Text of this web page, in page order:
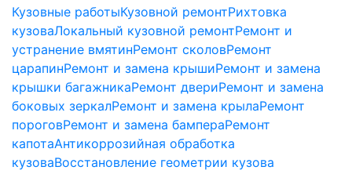
Кузовные работыКузовной ремонтРихтовка
кузоваЛокальный кузовной ремонтРемонт и
устранение вмятинРемонт сколовРемонт
царапинРемонт и замена крышиРемонт и замена
крышки багажникаРемонт двериРемонт и замена
боковых зеркалРемонт и замена крылаРемонт
пороговРемонт и замена бампераРемонт
капотаАнтикоррозийная обработка
кузоваВосстановление геометрии кузова